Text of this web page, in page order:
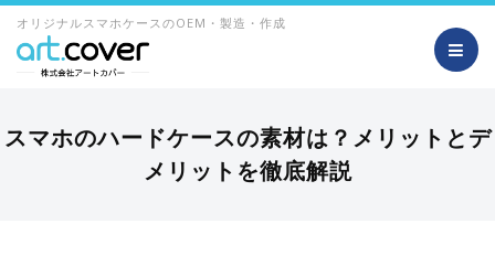
オリジナルスマホケースのOEM・製造・作成
スマホのハードケースの素材は？メリットとデ
メリットを徹底解説